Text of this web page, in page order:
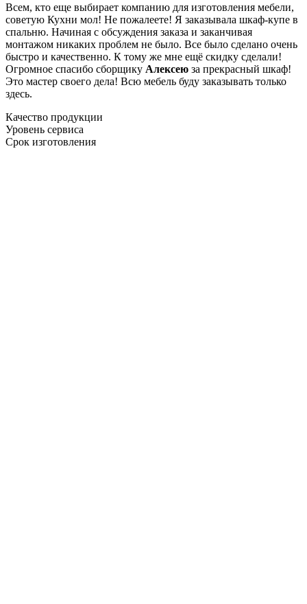
Всем, кто еще выбирает компанию для изготовления мебели,
советую Кухни мол! Не пожалеете! Я заказывала шкаф-купе в
спальню. Начиная с обсуждения заказа и заканчивая
монтажом никаких проблем не было. Все было сделано очень
быстро и качественно. К тому же мне ещё скидку сделали!
Огромное спасибо сборщику Алексею за прекрасный шкаф!
Это мастер своего дела! Всю мебель буду заказывать только
здесь.
Качество продукции
Уровень сервиса
Срок изготовления